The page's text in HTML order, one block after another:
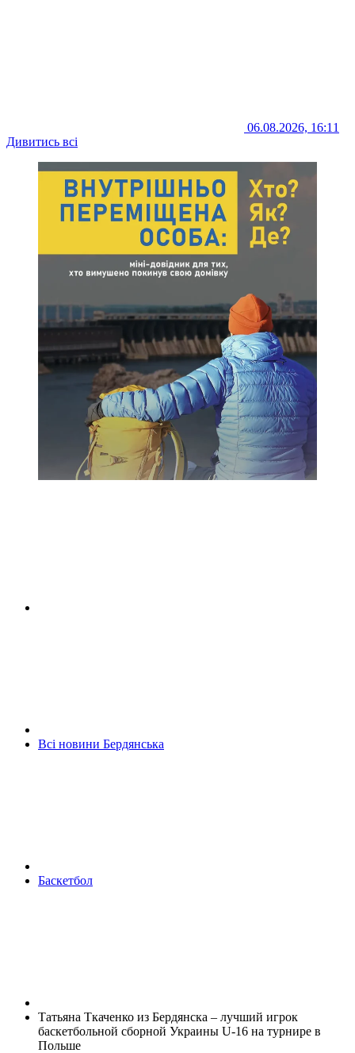
06.08.2026, 16:11
Дивитись всі
Всі новини Бердянська
Баскетбол
Татьяна Ткаченко из Бердянска – лучший игрок
баскетбольной сборной Украины U-16 на турнире в
Польше